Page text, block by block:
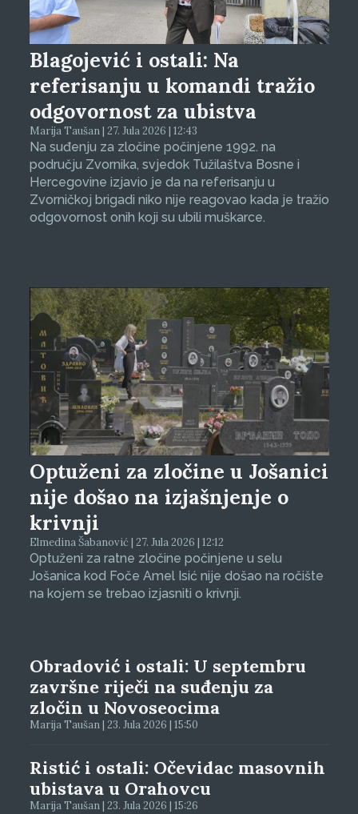
Blagojević i ostali: Na
referisanju u komandi tražio
odgovornost za ubistva
Marija Taušan | 27. Jula 2026 | 12:43
Na suđenju za zločine počinjene 1992. na
području Zvornika, svjedok Tužilaštva Bosne i
Hercegovine izjavio je da na referisanju u
Zvorničkoj brigadi niko nije reagovao kada je tražio
odgovornost onih koji su ubili muškarce.
Optuženi za zločine u Jošanici
nije došao na izjašnjenje o
krivnji
Elmedina Šabanović | 27. Jula 2026 | 12:12
Optuženi za ratne zločine počinjene u selu
Jošanica kod Foče Amel Isić nije došao na ročište
na kojem se trebao izjasniti o krivnji.
Obradović i ostali: U septembru
završne riječi na suđenju za
zločin u Novoseocima
Marija Taušan | 23. Jula 2026 | 15:50
Ristić i ostali: Očevidac masovnih
ubistava u Orahovcu
Marija Taušan | 23. Jula 2026 | 15:26